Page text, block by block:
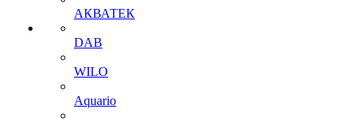
АКВАТЕК
DAB
WILO
Aquario